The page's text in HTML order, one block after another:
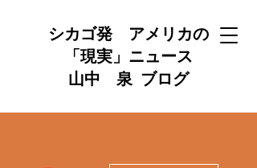
シカゴ発 アメリカの
「現実」ニュース
山中 泉 ブログ